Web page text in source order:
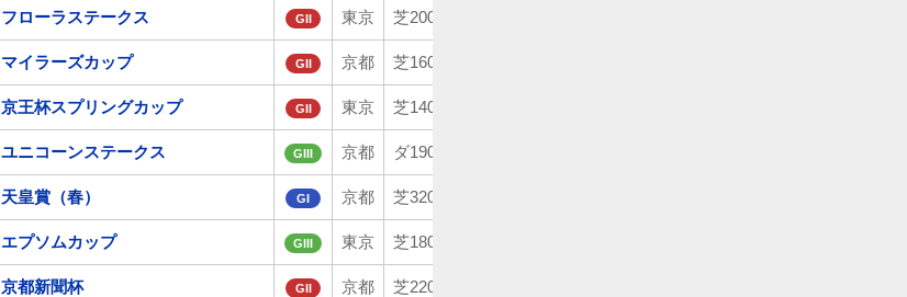
フローラステークス GII 東京 芝2000m
マイラーズカップ GII 京都 芝1600m
京王杯スプリングカップ GII 東京 芝1400m
ユニコーンステークス GIII 京都 ダ1900m
天皇賞（春） GI 京都 芝3200m
エプソムカップ GIII 東京 芝1800m
京都新聞杯 GII 京都 芝2200m